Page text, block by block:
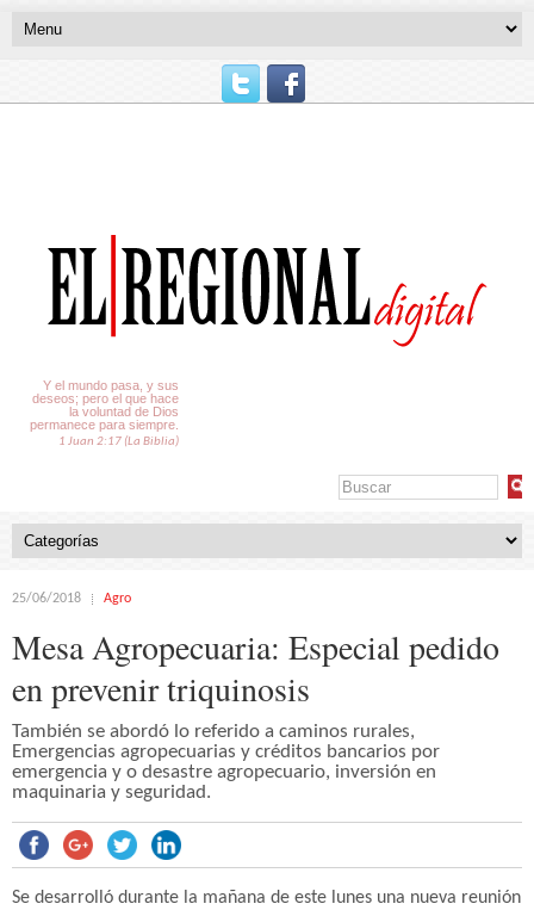
Y el mundo pasa, y sus
deseos; pero el que hace
la voluntad de Dios
permanece para siempre.
1 Juan 2:17 (La Biblia)
25/06/2018 Agro
Mesa Agropecuaria: Especial pedido
en prevenir triquinosis
También se abordó lo referido a caminos rurales,
Emergencias agropecuarias y créditos bancarios por
emergencia y o desastre agropecuario, inversión en
maquinaria y seguridad.
Se desarrolló durante la mañana de este lunes una nueva reunión